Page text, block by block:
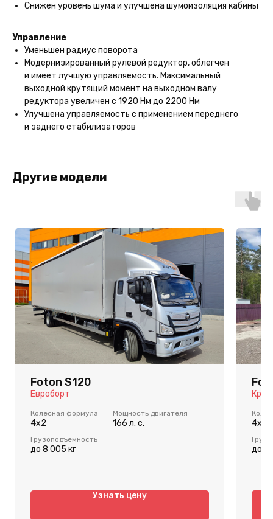
Снижен уровень шума и улучшена шумоизоляция кабины
Управление
Уменьшен радиус поворота
Модернизированный рулевой редуктор, облегчен
и имеет лучшую управляемость. Максимальный
выходной крутящий момент на выходном валу
редуктора увеличен с 1920 Нм до 2200 Нм
Улучшена управляемость с применением переднего
и заднего стабилизаторов
Другие модели
Foton S120
Евроборт
Колесная формула
4x2
Мощность двигателя
166 л. с.
Грузоподъемность
до 8 005 кг
Узнать цену
4x2
до 7